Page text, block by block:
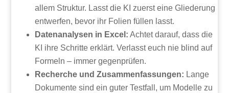
allem Struktur. Lasst die KI zuerst eine Gliederung
entwerfen, bevor ihr Folien füllen lasst.
Datenanalysen in Excel: Achtet darauf, dass die
KI ihre Schritte erklärt. Verlasst euch nie blind auf
Formeln – immer gegenprüfen.
Recherche und Zusammenfassungen: Lange
Dokumente sind ein guter Testfall, um Modelle zu